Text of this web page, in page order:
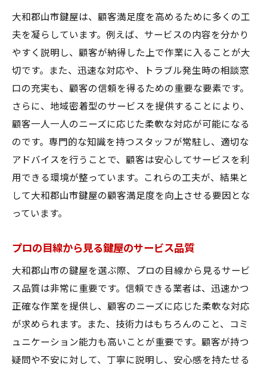
大和郡山市鍵屋は、顧客満足度を高めるために多くの工
夫を凝らしています。例えば、サービスの内容を分かり
やすく説明し、顧客が納得した上で作業に入ることが大
切です。また、迅速な対応や、トラブル発生時の相談窓
口の充実も、顧客の信頼を得るための重要な要素です。
さらに、地域密着型のサービスを提供することにより、
顧客一人一人のニーズに応じた柔軟な対応が可能になる
のです。専門的な知識を持つスタッフが常駐し、適切な
アドバイスを行うことで、顧客は安心してサービスを利
用できる環境が整っています。これらの工夫が、結果と
して大和郡山市鍵屋の顧客満足度を向上させる要因とな
っています。
プロの目線から見る鍵屋のサービス品質
大和郡山市の鍵屋を選ぶ際、プロの目線から見るサービ
ス品質は非常に重要です。信頼できる業者は、迅速かつ
正確な作業を提供し、顧客のニーズに応じた柔軟な対応
が求められます。また、技術力はもちろんのこと、コミ
ュニケーション能力も高いことが重要です。顧客が持つ
疑問や不安に対して、丁寧に説明し、安心感を持たせる